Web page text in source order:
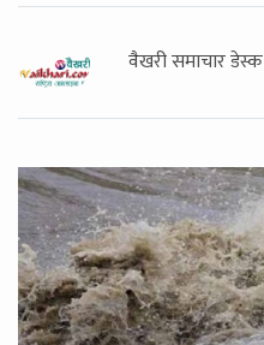
वैखरी समाचार डेस्क